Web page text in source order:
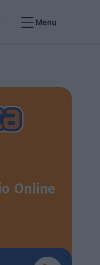
Menu
Online